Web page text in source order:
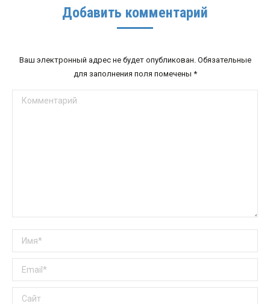
Добавить комментарий
Ваш электронный адрес не будет опубликован. Обязательные
для заполнения поля помечены *
Комментарий
Имя *
Email *
Сайт